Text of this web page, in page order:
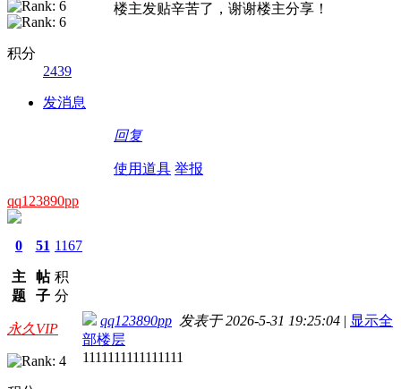
积分
2439
发消息
楼主发贴辛苦了，谢谢楼主分享！
回复
使用道具 举报
qq123890pp
0
主
题
51
帖
子
1167
积
分
永久VIP
qq123890pp 发表于 2026-5-31 19:25:04 | 显示全
部楼层
1111111111111111